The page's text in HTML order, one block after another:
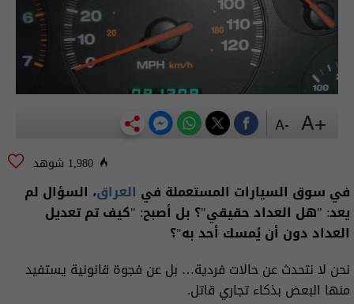
1,980 شوهد
في سوق السيارات المستعملة في العراق، السؤال لم
يعد: "هل العداد حقيقي"؟ بل أصبح: "كيف تم تعديل
العداد دون أن يُمسك أحد به"؟
نحن لا نتحدث عن حالات فردية… بل عن فجوة قانونية يستفيد
منها البعض بذكاء تجاري قاتل.
+A
-A